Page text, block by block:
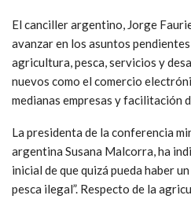
El canciller argentino, Jorge
avanzar en los asuntos
agricultura, pesca, servicios y
nuevos como el comercio
medianas empresas y facilitación
La presidenta de la conferencia
argentina Susana Malcorra, ha
inicial de que quizá pueda haber
pesca ilegal”. Respecto de la